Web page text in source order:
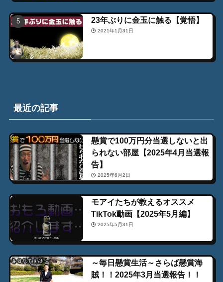
23年ぶりに金玉に触る【覚悟】
2021年1月31日
最近の記事
懸賞で100万円分当選しないと出
られない部屋【2025年4月当選報
告】
2025年6月2日
モアイたちが教えるオススメ
TikTok動画【2025年5月編】
2025年5月31日
～毎日懸賞生活～さらば懸賞海
賊！！2025年3月当選報告！！